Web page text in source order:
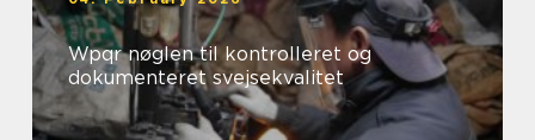
Wpqr nøglen til kontrolleret og
dokumenteret svejsekvalitet